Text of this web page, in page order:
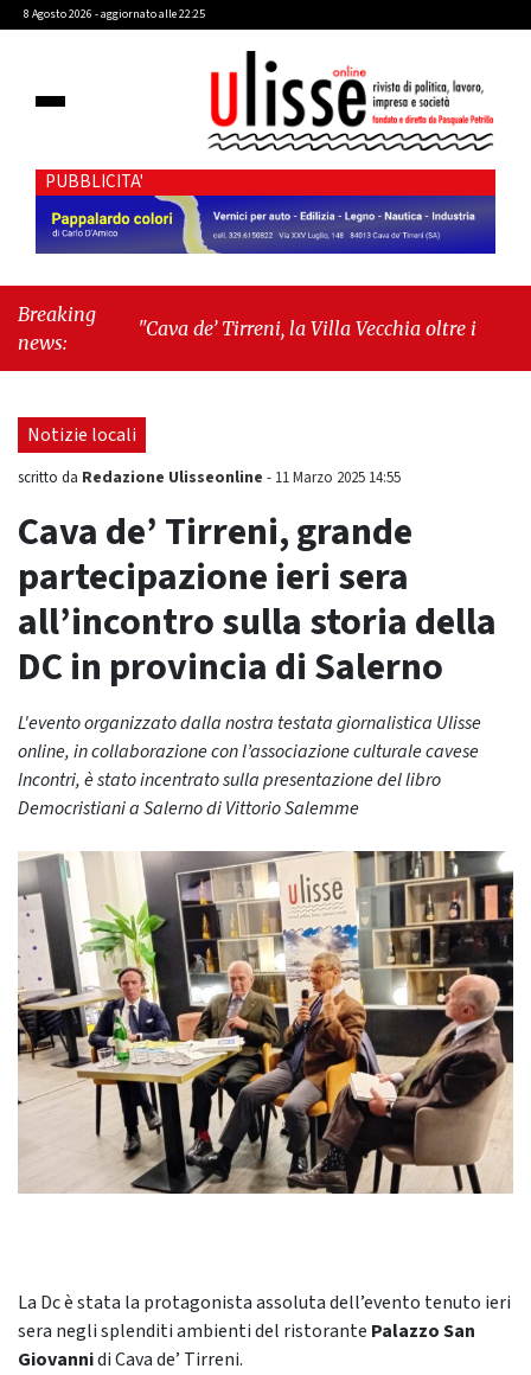
8 Agosto 2026 - aggiornato alle 22:25
PUBBLICITA'
Breaking
news:
"Cava de’ Tirreni, la Villa Vecchia oltre i vandali: il vero
nodo è il senso di comunità"
chiarezza!”"
Notizie locali
scritto da Redazione Ulisseonline - 11 Marzo 2025 14:55
Cava de’ Tirreni, grande
partecipazione ieri sera
all’incontro sulla storia della
DC in provincia di Salerno
L'evento organizzato dalla nostra testata giornalistica Ulisse
online, in collaborazione con l’associazione culturale cavese
Incontri, è stato incentrato sulla presentazione del libro
Democristiani a Salerno di Vittorio Salemme
La Dc è stata la protagonista assoluta dell’evento tenuto ieri
sera negli splenditi ambienti del ristorante Palazzo San
Giovannidi Cava de’ Tirreni.